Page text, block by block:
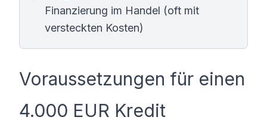
Finanzierung im Handel (oft mit
versteckten Kosten)
Voraussetzungen für einen
4.000 EUR Kredit